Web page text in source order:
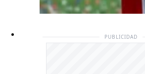
PUBLICIDAD